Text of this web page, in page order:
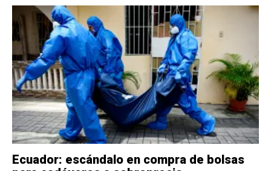
Ecuador: escándalo en compra de bolsas